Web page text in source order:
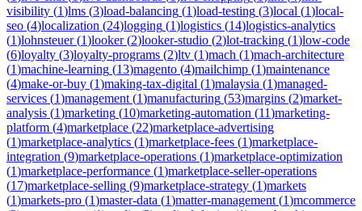
visibility (1)lms (3)load-balancing (1)load-testing (3)local (1)local-
seo (4)localization (24)logging (1)logistics (14)logistics-analytics
(1)lohnsteuer(1)looker(2)looker-studio (2)lot-tracking (1)low-code
(6)loyalty (3)loyalty-programs (2)ltv (1)mach (1)mach-architecture
(1)machine-learning (13)magento (4)mailchimp (1)maintenance
(4)make-or-buy (1)making-tax-digital (1)malaysia (1)managed-
services (1)management (1)manufacturing (53)margins (2)market-
analysis (1)marketing (10)marketing-automation (11)marketing-
platform (4)marketplace (22)marketplace-advertising
(1)marketplace-analytics (1)marketplace-fees (1)marketplace-
integration (9)marketplace-operations (1)marketplace-optimization
(1)marketplace-performance (1)marketplace-seller-operations
(17)marketplace-selling (9)marketplace-strategy (1)markets
(1)markets-pro (1)master-data (1)matter-management (1)mcommerce